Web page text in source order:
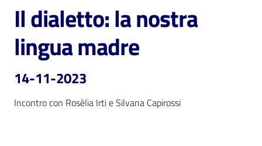
Cosa
puoi
fare
Scopri
Salta al contenuto
Il dialetto: la nostra
lingua madre
14-11-2023
Incontro con Rosèlia Irti e Silvana Capirossi